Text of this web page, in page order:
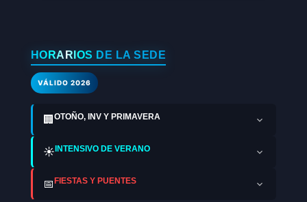
HORARIOS DE LA SEDE
VÁLIDO 2026
🏢 OTOÑO, INV Y PRIMAVERA
☀️INTENSIVO DE VERANO
📅FIESTAS Y PUENTES